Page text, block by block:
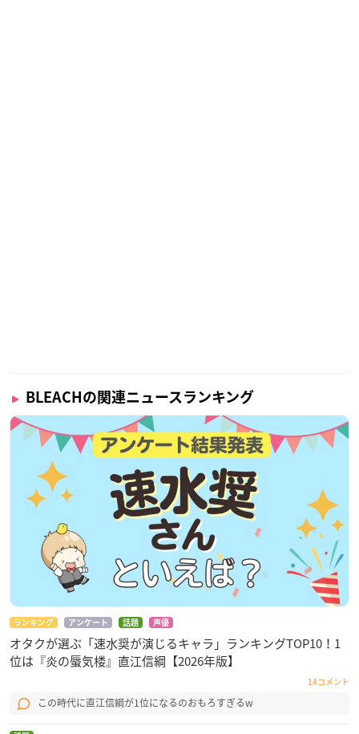
BLEACHの関連ニュースランキング
ランキング アンケート 話題 声優
オタクが選ぶ「速水奨が演じるキャラ」ランキングTOP10！1
位は『炎の蜃気楼』直江信綱【2026年版】
14コメント
この時代に直江信綱が1位になるのおもろすぎるw